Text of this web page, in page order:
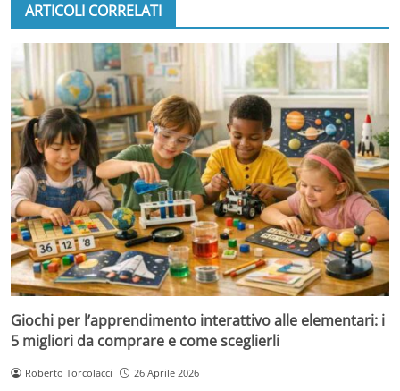
ARTICOLI CORRELATI
Giochi per l’apprendimento interattivo alle elementari: i
5 migliori da comprare e come sceglierli
Roberto Torcolacci 26 Aprile 2026